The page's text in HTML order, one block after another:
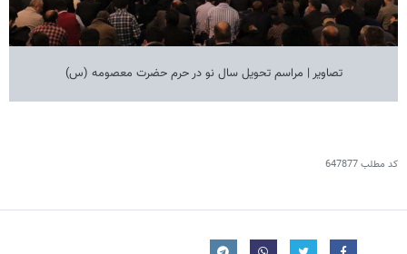
تصاویر | مراسم تحویل سال نو در حرم حضرت معصومه (س)
کد مطلب647877